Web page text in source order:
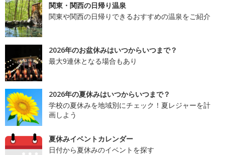
関東・関西の日帰り温泉
関東や関西の日帰りできるおすすめの温泉をご紹介
2026年のお盆休みはいつからいつまで？
最大9連休となる場合もあり
2026年の夏休みはいつからいつまで？
学校の夏休みを地域別にチェック！夏レジャーを計
画しよう
夏休みイベントカレンダー
日付から夏休みのイベントを探す